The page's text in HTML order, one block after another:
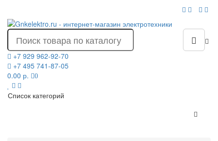
+7 929 962-92-70
+7 495 741-87-05
0.00 р.
0
Список категорий